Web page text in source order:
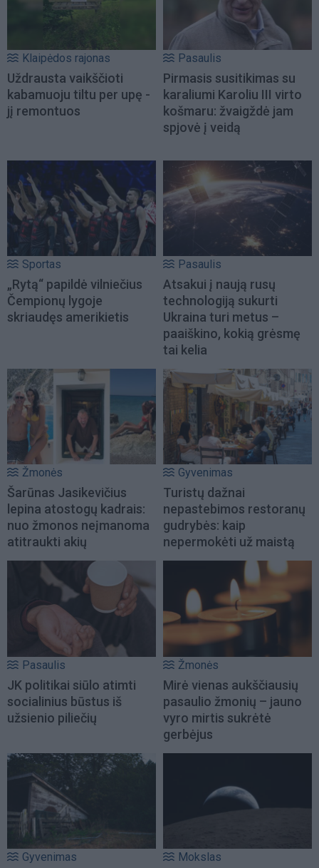
Klaipėdos rajonas
Uždrausta vaikščioti
kabamuoju tiltu per upę -
jį remontuos
Pasaulis
Pirmasis susitikimas su
karaliumi Karoliu III virto
košmaru: žvaigždė jam
spjovė į veidą
Sportas
„Rytą“ papildė vilniečius
Čempionų lygoje
skriaudęs amerikietis
Pasaulis
Atsakui į naują rusų
technologiją sukurti
Ukraina turi metus –
paaiškino, kokią grėsmę
tai kelia
Žmonės
Šarūnas Jasikevičius
lepina atostogų kadrais:
nuo žmonos neįmanoma
atitraukti akių
Gyvenimas
Turistų dažnai
nepastebimos restoranų
gudrybės: kaip
nepermokėti už maistą
Pasaulis
JK politikai siūlo atimti
socialinius būstus iš
užsienio piliečių
Žmonės
Mirė vienas aukščiausių
pasaulio žmonių – jauno
vyro mirtis sukrėtė
gerbėjus
Gyvenimas Mokslas